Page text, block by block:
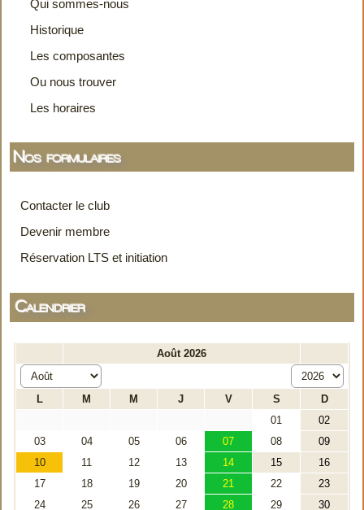
Qui sommes-nous
Historique
Les composantes
Ou nous trouver
Les horaires
Nos formulaires
Contacter le club
Devenir membre
Réservation LTS et initiation
Calendrier